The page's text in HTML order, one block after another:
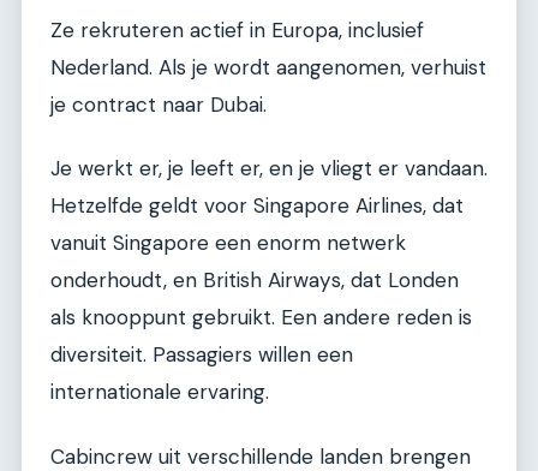
Ze rekruteren actief in Europa, inclusief
Nederland. Als je wordt aangenomen, verhuist
je contract naar Dubai.
Je werkt er, je leeft er, en je vliegt er vandaan.
Hetzelfde geldt voor Singapore Airlines, dat
vanuit Singapore een enorm netwerk
onderhoudt, en British Airways, dat Londen
als knooppunt gebruikt. Een andere reden is
diversiteit. Passagiers willen een
internationale ervaring.
Cabincrew uit verschillende landen brengen